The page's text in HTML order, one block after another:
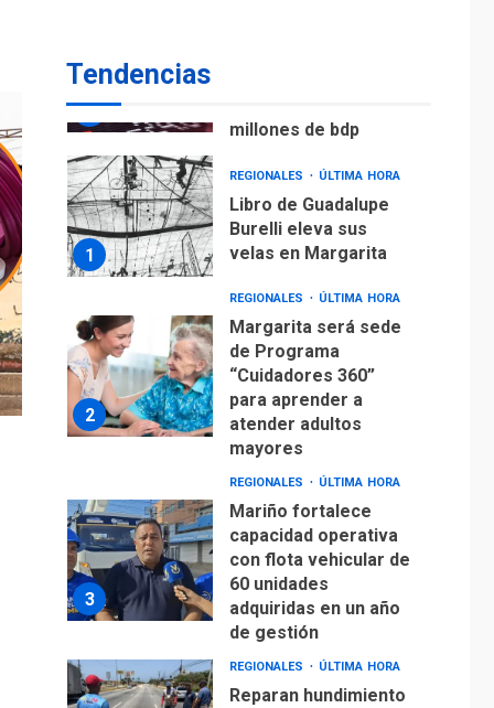
Tendencias
7
millones de bdp
1
REGIONALES ÚLTIMA HORA
Libro de Guadalupe
Burelli eleva sus
velas en Margarita
2
REGIONALES ÚLTIMA HORA
Margarita será sede
de Programa
“Cuidadores 360”
para aprender a
atender adultos
mayores
3
REGIONALES ÚLTIMA HORA
Mariño fortalece
capacidad operativa
con flota vehicular de
60 unidades
adquiridas en un año
de gestión
REGIONALES ÚLTIMA HORA
Reparan hundimiento